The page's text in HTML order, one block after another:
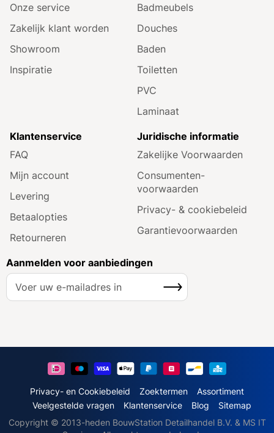
Onze service
Zakelijk klant worden
Showroom
Inspiratie
Badmeubels
Douches
Baden
Toiletten
PVC
Laminaat
Klantenservice
FAQ
Mijn account
Levering
Betaalopties
Retourneren
Juridische informatie
Zakelijke Voorwaarden
Consumenten­
voorwaarden
Privacy- & cookiebeleid
Garantie­voorwaarden
Aanmelden voor aanbiedingen
A
e
o
Inschrijven
Privacy- en Cookiebeleid Zoektermen
Assortiment
Veelgestelde vragen
Klantenservice Blog
Sitemap
Copyright © 2013-heden BouwStation Detailhandel B.V. & MS IT